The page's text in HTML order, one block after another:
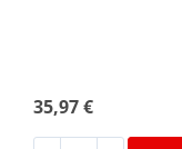
35,97 €